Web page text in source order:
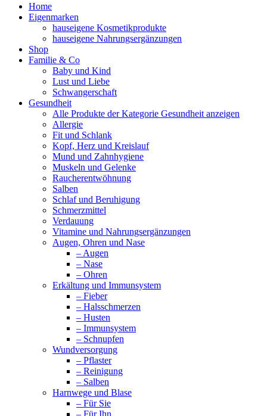
Home
Eigenmarken
hauseigene Kosmetikprodukte
hauseigene Nahrungsergänzungen
Shop
Familie & Co
Baby und Kind
Lust und Liebe
Schwangerschaft
Gesundheit
Alle Produkte der Kategorie Gesundheit anzeigen
Allergie
Fit und Schlank
Kopf, Herz und Kreislauf
Mund und Zahnhygiene
Muskeln und Gelenke
Raucherentwöhnung
Salben
Schlaf und Beruhigung
Schmerzmittel
Verdauung
Vitamine und Nahrungsergänzungen
Augen, Ohren und Nase
– Augen
– Nase
– Ohren
Erkältung und Immunsystem
– Fieber
– Halsschmerzen
– Husten
– Immunsystem
– Schnupfen
Wundversorgung
– Pflaster
– Reinigung
– Salben
Harnwege und Blase
– Für Sie
– Für Ihn